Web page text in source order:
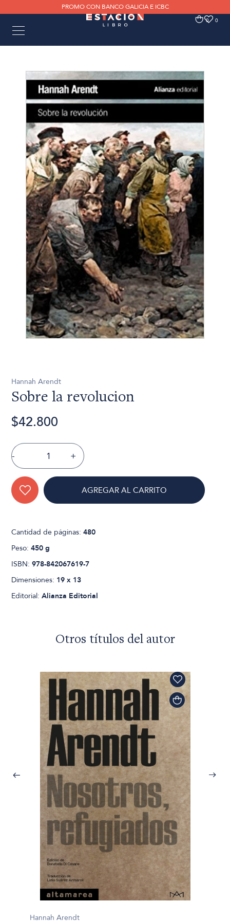
PROMO CON BANCO GALICIA E ICBC
0 0
Hannah Arendt
Sobre la revolucion
$42.800
- +
AGREGAR AL CARRITO
Cantidad de páginas:480
Peso:450 g
ISBN:978-842067619-7
Dimensiones: 19 x 13
Editorial:Alianza Editorial
Otros títulos del autor
Hannah Arendt